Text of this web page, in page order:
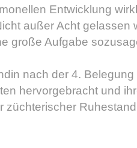
Entwicklung
außer Acht gelassen
große Aufgabe
nach der 4.
hervorgebracht und